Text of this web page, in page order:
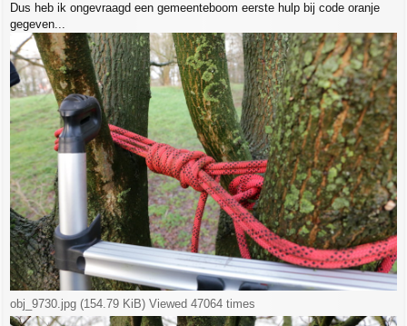
Dus heb ik ongevraagd een gemeenteboom eerste hulp bij code oranje
gegeven...
obj_9730.jpg (154.79 KiB) Viewed 47064 times